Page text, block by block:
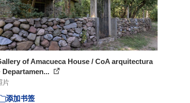
of Amacueca House / CoA arquitectura
Departamen...
片
添加书签